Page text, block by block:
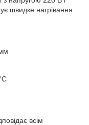
швидке нагрівання.
всім